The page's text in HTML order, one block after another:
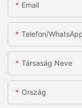
Email
Telefon/
Társaság Neve
Ország